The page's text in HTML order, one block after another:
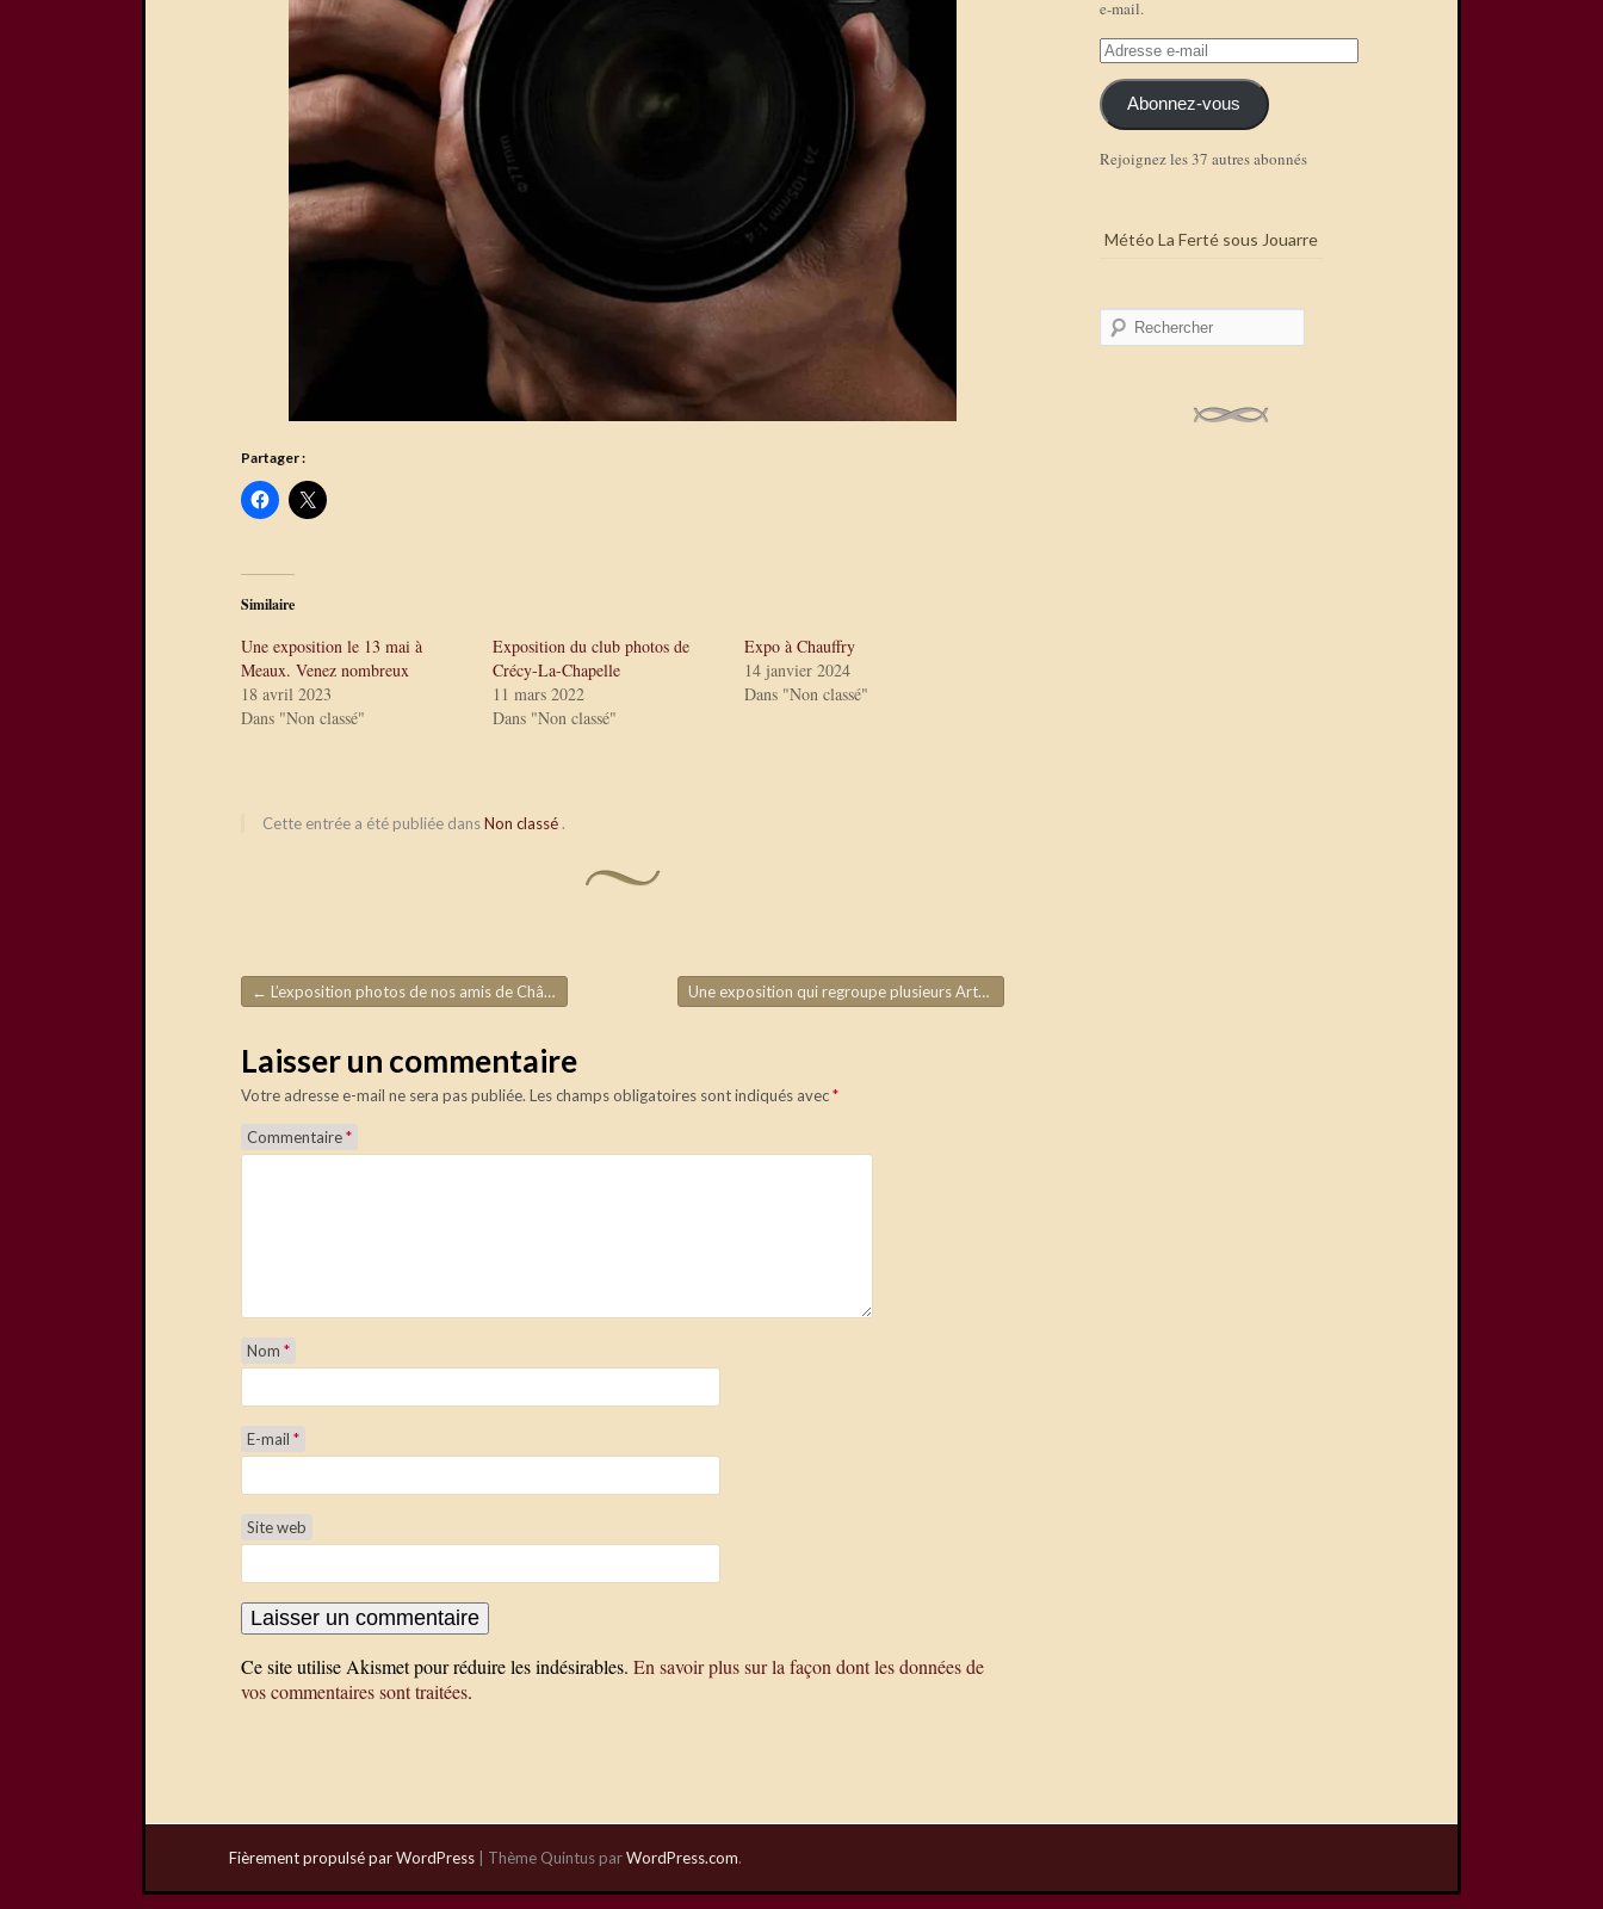
Partager :
Similaire
Une exposition le 13 mai à
Meaux. Venez nombreux
18 avril 2023
Dans "Non classé"
Exposition du club photos de
Crécy-La-Chapelle
11 mars 2022
Dans "Non classé"
Expo à Chauffry
14 janvier 2024
Dans "Non classé"
Cette entrée a été publiée dansNon classé .
Navigation de l'article
← L’exposition photos de nos amis de Château-Thierry Une exposition qui regroupe plusieurs Arts
Laisser un commentaire
Votre adresse e-mail ne sera pas publiée. Les champs obligatoires sont indiqués avec*
Commentaire*
Nom *
E-mail *
Site web
Ce site utilise Akismet pour réduire les indésirables. En savoir plus sur la façon dont les données de
vos commentaires sont traitées.
e-mail.
Adresse
mail Abonnez-vous
Rejoignez les 37 autres abonnés
Météo La Ferté sous Jouarre
Fièrement propulsé par WordPress Thème Quintus parWordPress.com.